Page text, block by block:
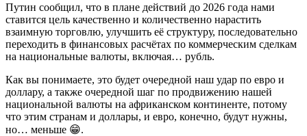
Путин сообщил, что в плане действий до 2026 года нами
ставится цель качественно и количественно нарастить
взаимную торговлю, улучшить её структуру, последовательно
переходить в финансовых расчётах по коммерческим сделкам
на национальные валюты, включая… рубль.
Как вы понимаете, это будет очередной наш удар по евро и
доллару, а также очередной шаг по продвижению нашей
национальной валюты на африканском континенте, потому
что этим странам и доллары, и евро, конечно, будут нужны,
но… меньше 😁.